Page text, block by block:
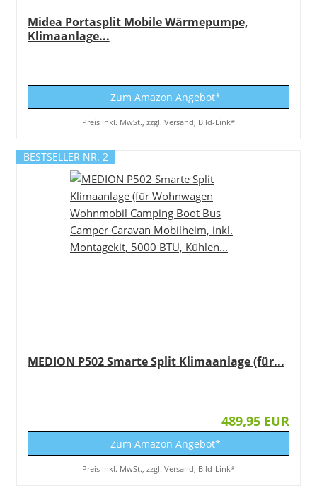
Midea Portasplit Mobile Wärmepumpe,
Klimaanlage...
Zum Amazon Angebot*
Preis inkl. MwSt., zzgl. Versand; Bild-Link*
BESTSELLER NR. 2
MEDION P502 Smarte Split Klimaanlage (für...
489,95 EUR
Zum Amazon Angebot*
Preis inkl. MwSt., zzgl. Versand; Bild-Link*